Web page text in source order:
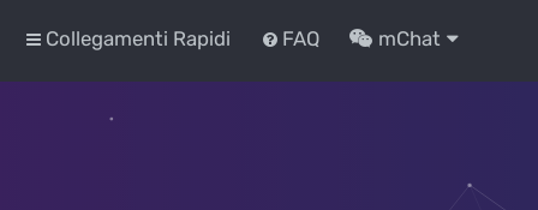
Collegamenti Rapidi FAQ mChat